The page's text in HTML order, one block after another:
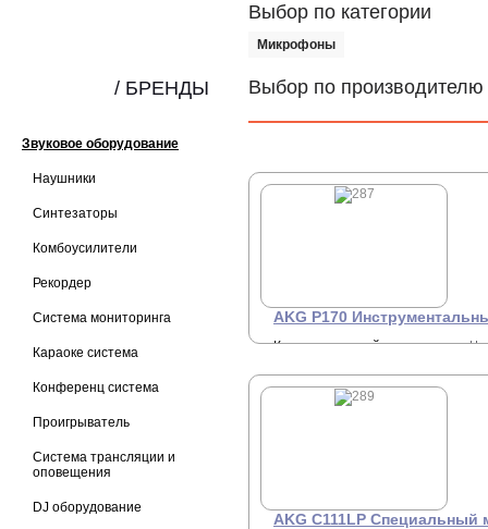
Звуковое оборудование
Наушники
Синтезаторы
Комбоусилители
Рекордер
Система мониторинга
Караоке система
Конференц система
Проигрыватель
Система трансляции и
оповещения
DJ оборудование
/ БРЕНДЫ
Выбор по категории
Микрофоны
Выбор по производителю
AKG P170
Конденсаторный
инструментальный
микрофон с мембраной 1/2",
20-20000Гц, 15мВ/Па.
AKG C111LP Специальный